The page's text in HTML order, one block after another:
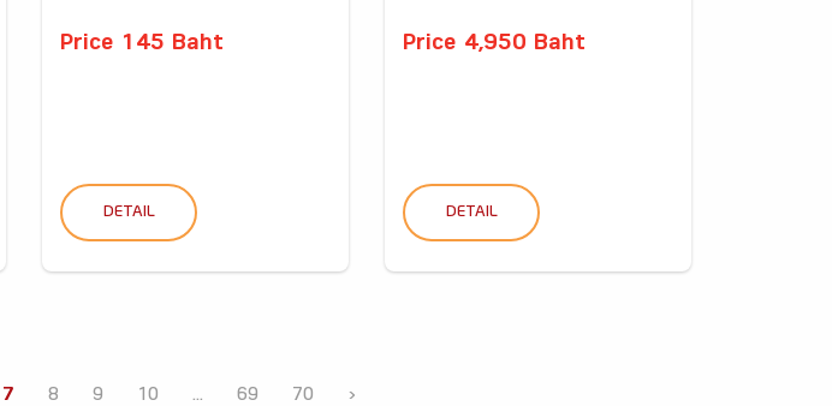
Price 145 Baht
DETAIL
Price 4,950 Baht
DETAIL
7 8 9 10 ... 69 70 ›